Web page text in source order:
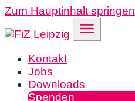
Zum Hauptinhalt springen
Kontakt
Jobs
Downloads
Spenden